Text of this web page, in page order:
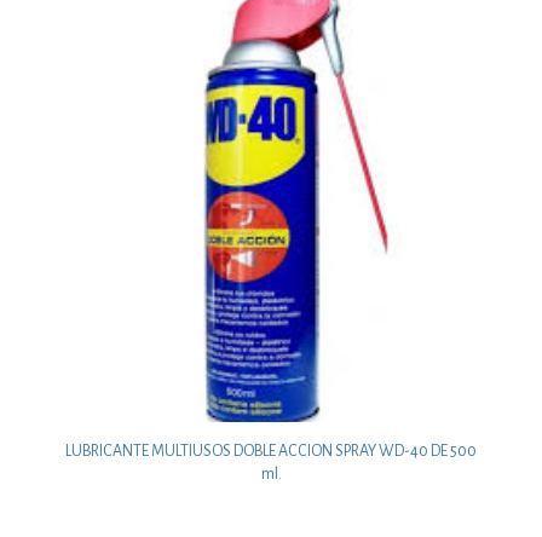
LUBRICANTE MULTIUSOS DOBLE ACCION SPRAY WD-40 DE 500
ml.